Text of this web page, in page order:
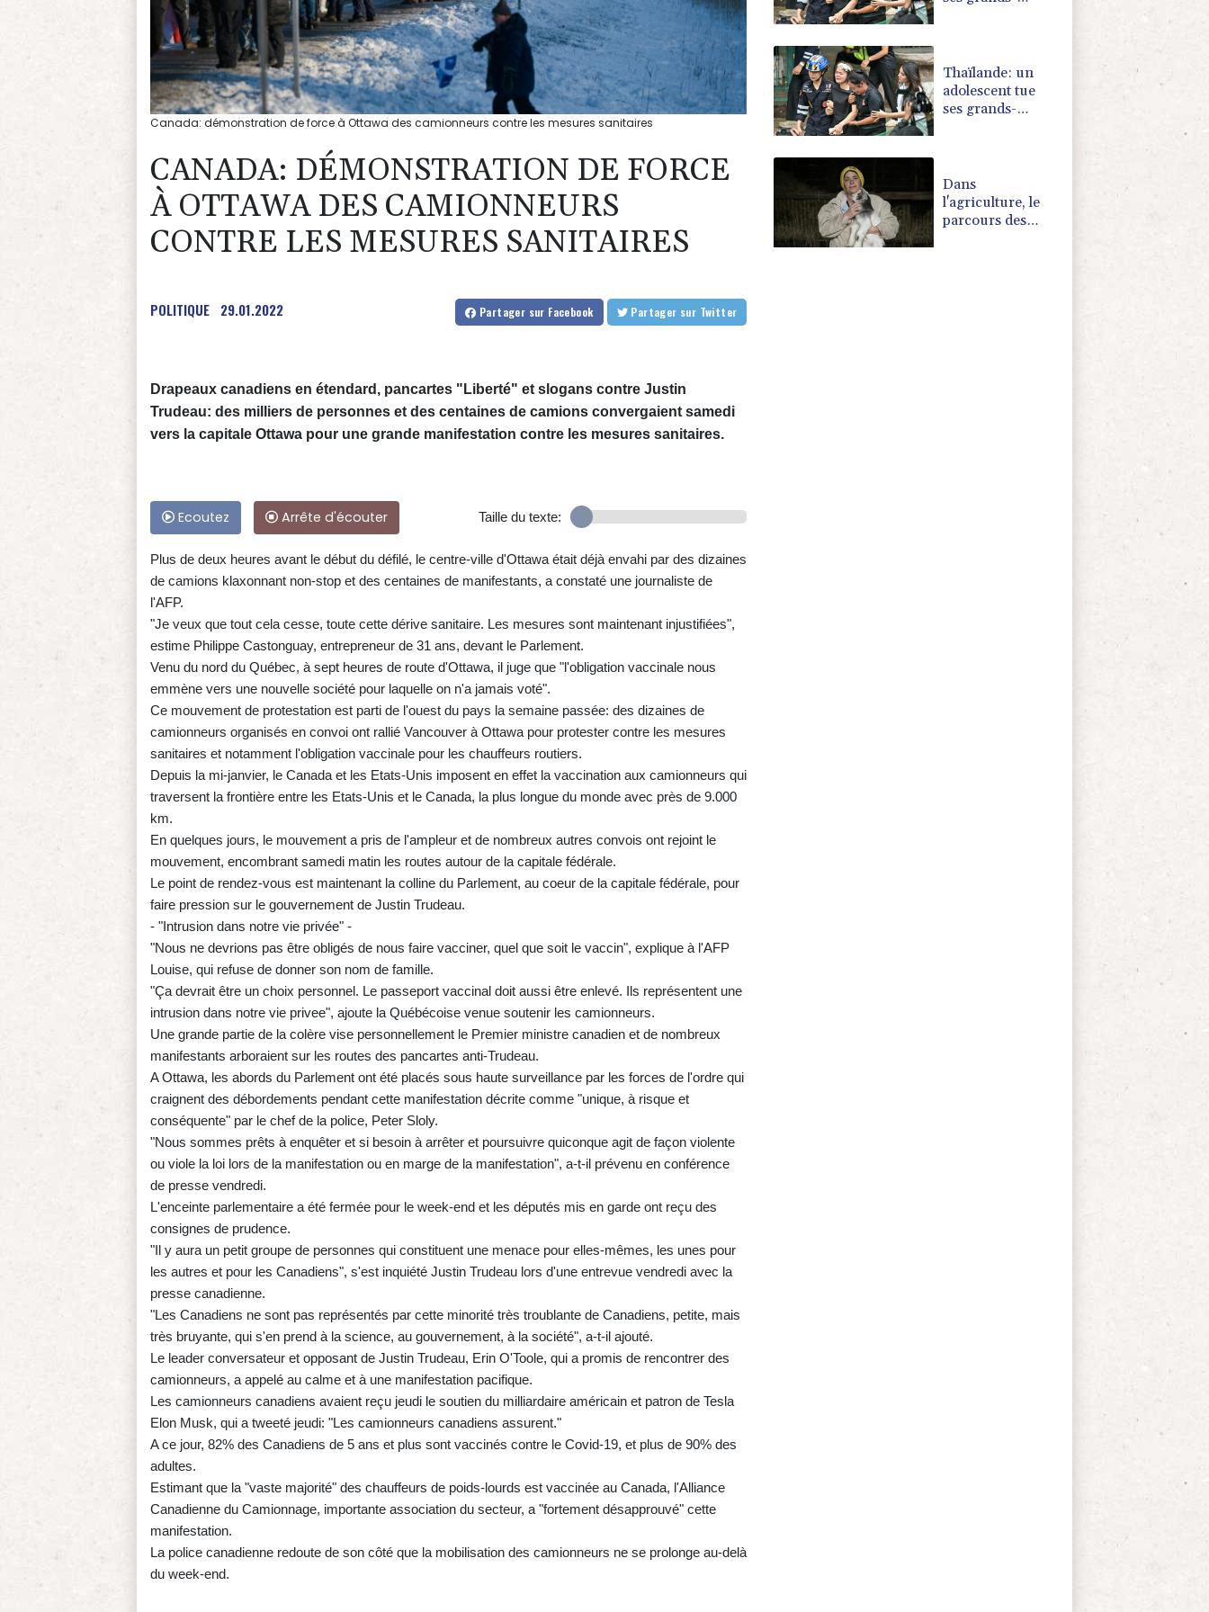
Canada: démonstration de force à Ottawa des camionneurs contre les mesures sanitaires
CANADA: DÉMONSTRATION DE FORCE
À OTTAWA DES CAMIONNEURS
CONTRE LES MESURES SANITAIRES
POLITIQUE 29.01.2022 Partager sur Facebook Partager sur Twitter
Drapeaux canadiens en étendard, pancartes "Liberté" et slogans contre Justin
Trudeau: des milliers de personnes et des centaines de camions convergaient samedi
vers la capitale Ottawa pour une grande manifestation contre les mesures sanitaires.
Ecoutez Arrête d'écouter Taille du texte:
Plus de deux heures avant le début du défilé, le centre-ville d'Ottawa était déjà envahi par des dizaines
de camions klaxonnant non-stop et des centaines de manifestants, a constaté une journaliste de
l'AFP.
"Je veux que tout cela cesse, toute cette dérive sanitaire. Les mesures sont maintenant injustifiées",
estime Philippe Castonguay, entrepreneur de 31 ans, devant le Parlement.
Venu du nord du Québec, à sept heures de route d'Ottawa, il juge que "l'obligation vaccinale nous
emmène vers une nouvelle société pour laquelle on n'a jamais voté".
Ce mouvement de protestation est parti de l'ouest du pays la semaine passée: des dizaines de
camionneurs organisés en convoi ont rallié Vancouver à Ottawa pour protester contre les mesures
sanitaires et notamment l'obligation vaccinale pour les chauffeurs routiers.
Depuis la mi-janvier, le Canada et les Etats-Unis imposent en effet la vaccination aux camionneurs qui
traversent la frontière entre les Etats-Unis et le Canada, la plus longue du monde avec près de 9.000
km.
En quelques jours, le mouvement a pris de l'ampleur et de nombreux autres convois ont rejoint le
mouvement, encombrant samedi matin les routes autour de la capitale fédérale.
Le point de rendez-vous est maintenant la colline du Parlement, au coeur de la capitale fédérale, pour
faire pression sur le gouvernement de Justin Trudeau.
- "Intrusion dans notre vie privée" -
"Nous ne devrions pas être obligés de nous faire vacciner, quel que soit le vaccin", explique à l'AFP
Louise, qui refuse de donner son nom de famille.
"Ça devrait être un choix personnel. Le passeport vaccinal doit aussi être enlevé. Ils représentent une
intrusion dans notre vie privee", ajoute la Québécoise venue soutenir les camionneurs.
Une grande partie de la colère vise personnellement le Premier ministre canadien et de nombreux
manifestants arboraient sur les routes des pancartes anti-Trudeau.
A Ottawa, les abords du Parlement ont été placés sous haute surveillance par les forces de l'ordre qui
craignent des débordements pendant cette manifestation décrite comme "unique, à risque et
conséquente" par le chef de la police, Peter Sloly.
"Nous sommes prêts à enquêter et si besoin à arrêter et poursuivre quiconque agit de façon violente
ou viole la loi lors de la manifestation ou en marge de la manifestation", a-t-il prévenu en conférence
de presse vendredi.
L'enceinte parlementaire a été fermée pour le week-end et les députés mis en garde ont reçu des
consignes de prudence.
"Il y aura un petit groupe de personnes qui constituent une menace pour elles-mêmes, les unes pour
les autres et pour les Canadiens", s'est inquiété Justin Trudeau lors d'une entrevue vendredi avec la
presse canadienne.
"Les Canadiens ne sont pas représentés par cette minorité très troublante de Canadiens, petite, mais
très bruyante, qui s'en prend à la science, au gouvernement, à la société", a-t-il ajouté.
Le leader conversateur et opposant de Justin Trudeau, Erin O'Toole, qui a promis de rencontrer des
camionneurs, a appelé au calme et à une manifestation pacifique.
Les camionneurs canadiens avaient reçu jeudi le soutien du milliardaire américain et patron de Tesla
Elon Musk, qui a tweeté jeudi: "Les camionneurs canadiens assurent."
A ce jour, 82% des Canadiens de 5 ans et plus sont vaccinés contre le Covid-19, et plus de 90% des
adultes.
Estimant que la "vaste majorité" des chauffeurs de poids-lourds est vaccinée au Canada, l'Alliance
Canadienne du Camionnage, importante association du secteur, a "fortement désapprouvé" cette
manifestation.
La police canadienne redoute de son côté que la mobilisation des camionneurs ne se prolonge au-delà
du week-end.
Thaïlande: un
adolescent tue
ses grands-
Dans
l'agriculture, le
parcours des